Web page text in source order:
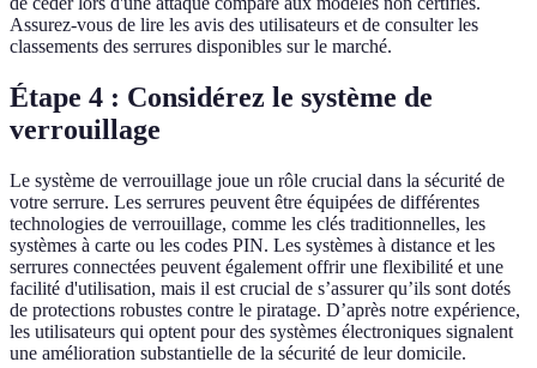
Assurez-vous de lire les avis des utilisateurs et de consulter les
classements des serrures disponibles sur le marché.
Étape 4 : Considérez le système de
verrouillage
Le système de verrouillage joue un rôle crucial dans la sécurité de
votre serrure. Les serrures peuvent être équipées de différentes
technologies de verrouillage, comme les clés traditionnelles, les
systèmes à carte ou les codes PIN. Les systèmes à distance et les
serrures connectées peuvent également offrir une flexibilité et une
facilité d'utilisation, mais il est crucial de s’assurer qu’ils sont dotés
de protections robustes contre le piratage. D’après notre expérience,
les utilisateurs qui optent pour des systèmes électroniques signalent
une amélioration substantielle de la sécurité de leur domicile.